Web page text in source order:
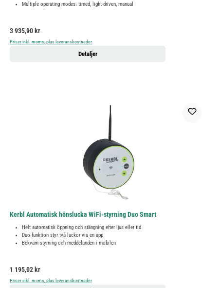
Multiple operating modes: timed, light-driven, manual
Ordinarie pris:
3 935,90 kr
Priser inkl. moms, plus leveranskostnader
Detaljer
Kerbl Automatisk hönslucka WiFi-styrning Duo Smart
Helt automatisk öppning och stängning efter ljus eller tid
Duo-funktion styr två luckor via en app
Bekväm styrning och meddelanden i mobilen
Ordinarie pris:
1 195,02 kr
Priser inkl. moms, plus leveranskostnader